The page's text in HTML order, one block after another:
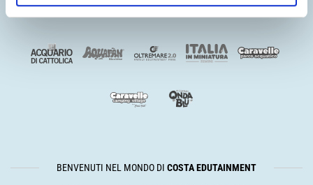
BENVENUTI NEL MONDO DI COSTA EDUTAINMENT